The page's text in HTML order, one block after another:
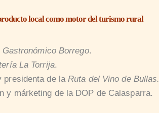
local como motor del turismo rural
Gastronómico Borrego.
La Torrija.
presidenta de laRuta del Vino de Bullas.
y márketing de la DOP de Calasparra.